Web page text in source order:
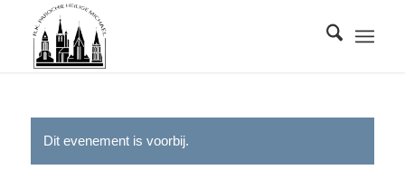
Dit evenement is voorbij.